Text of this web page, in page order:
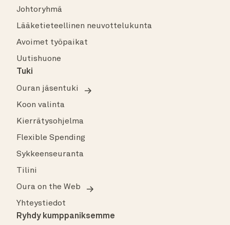
Johtoryhmä
Lääketieteellinen neuvottelukunta
Avoimet työpaikat
Uutishuone
Tuki
Ouran jäsentuki
Koon valinta
Kierrätysohjelma
Flexible Spending
Sykkeenseuranta
Tilini
Oura on the Web
Yhteystiedot
Ryhdy kumppaniksemme